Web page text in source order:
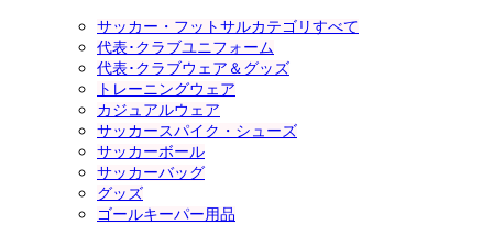
サッカー・フットサルカテゴリすべて
代表･クラブユニフォーム
代表･クラブウェア＆グッズ
トレーニングウェア
カジュアルウェア
サッカースパイク・シューズ
サッカーボール
サッカーバッグ
グッズ
ゴールキーパー用品